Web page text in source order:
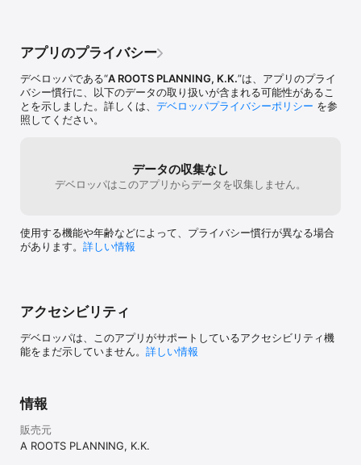
◎注意事項
-------------
●このアプリは、インターネット通信を利用して最新情報を表示し
ます。
はインストール可能ですが、正常に動作しない場合がございますの
で、あらかじめご了承ください。)
●本アプリをインストールする際には、個人情報の登録は必要ござ
アプリのプライバシー
デベロッパである“A ROOTS PLANNING, K.K.”は、アプリのプライ
バシー慣行に、以下のデータの取り扱いが含まれる可能性があるこ
とを示しました。詳しくは、 デベロッパプライバシーポリシー を参
照してください。
データの収集なし
デベロッパはこのアプリからデータを収集しません。
使用する機能や年齢などによって、プライバシー慣行が異なる場合
があります。 詳しい情報
アクセシビリティ
デベロッパは、このアプリがサポートしているアクセシビリティ機
能をまだ示していません。 詳しい情報
情報
販売元
A ROOTS PLANNING, K.K.